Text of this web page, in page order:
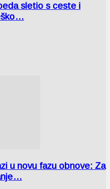
sletio s ceste i
u novu fazu obnove: Za